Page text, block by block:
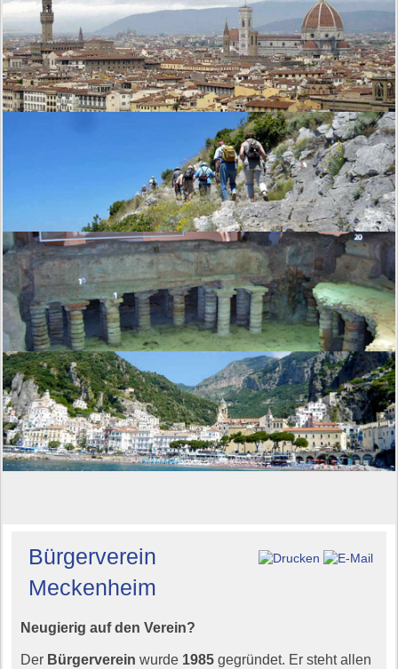
Bürgerverein
Meckenheim
Neugierig auf den Verein?
Der Bürgervereinwurde 1985 gegründet. Er steht allen